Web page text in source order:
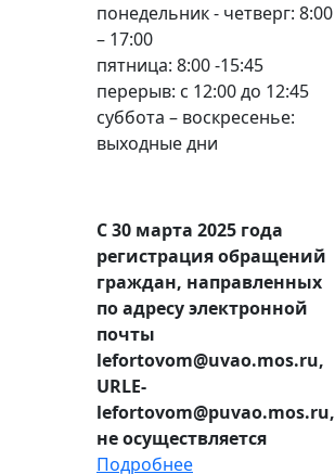
понедельник - четверг: 8:00
– 17:00
пятница: 8:00 -15:45
перерыв: с 12:00 до 12:45
суббота – воскресенье:
выходные дни
С 30 марта 2025 года
регистрация обращений
граждан, направленных
по адресу электронной
почты
lefortovom@uvao.mos.ru,
URLE-
lefortovom@puvao.mos.ru,
не осуществляется
Подробнее